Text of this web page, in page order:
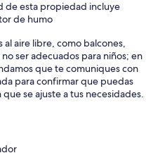
de esta propiedad incluye
de humo
aire libre, como balcones,
ser adecuados para niños; en
que te comuniques con
para confirmar que puedas
se ajuste a tus necesidades.